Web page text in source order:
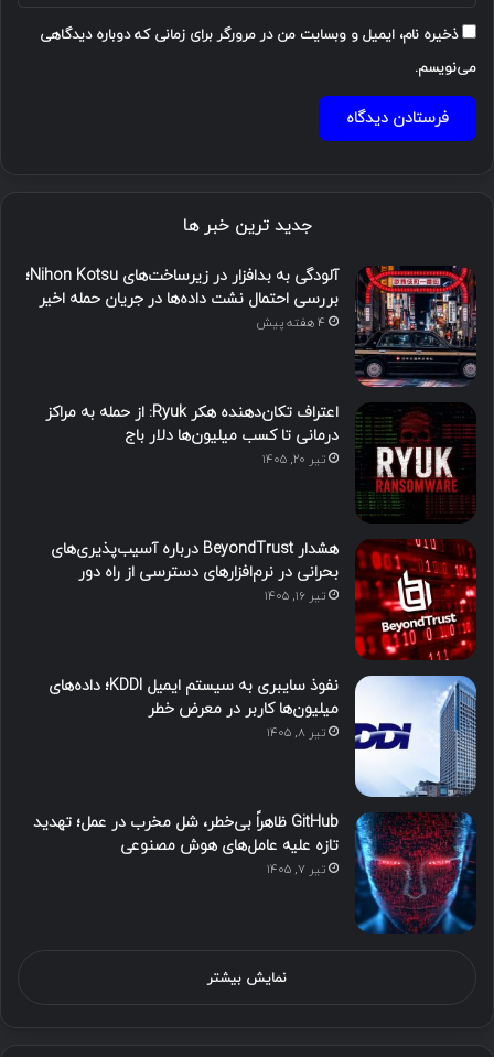
ذخیره نام، ایمیل و وبسایت من در مرورگر برای زمانی که دوباره دیدگاهی
می‌نویسم.
جدید ترین خبر ها
آلودگی به بدافزار در زیرساخت‌های Nihon Kotsu؛
بررسی احتمال نشت داده‌ها در جریان حمله اخیر
4 هفته پیش
اعتراف تکان‌دهنده هکر Ryuk: از حمله به مراکز
درمانی تا کسب میلیون‌ها دلار باج
تیر ۲۰, ۱۴۰۵
هشدار BeyondTrust درباره آسیب‌پذیری‌های
بحرانی در نرم‌افزارهای دسترسی از راه دور
تیر ۱۶, ۱۴۰۵
نفوذ سایبری به سیستم ایمیل KDDI؛ داده‌های
میلیون‌ها کاربر در معرض خطر
تیر ۸, ۱۴۰۵
GitHub ظاهراً بی‌خطر، شل مخرب در عمل؛ تهدید
تازه علیه عامل‌های هوش مصنوعی
تیر ۷, ۱۴۰۵
نمایش بیشتر